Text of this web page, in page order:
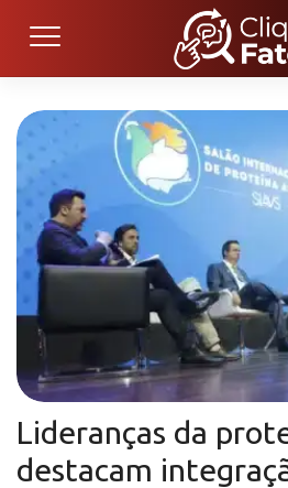
Lideranças da
destacam